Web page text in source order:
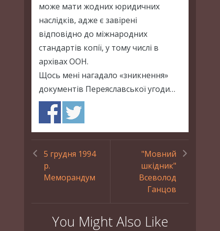
може мати жодних юридичних
наслідків, адже є завірені
відповідно до міжнародних
стандартів копії, у тому числі в
архівах ООН.
Щось мені нагадало «зникнення»
документів Переяславської угоди…
5 грудня 1994
р.
Меморандум
"Мовний
шкідник"
Всеволод
Ганцов
You Might Also Like